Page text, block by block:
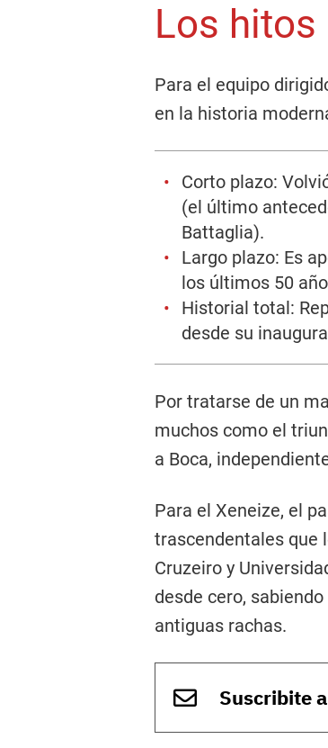
Los
Para el equipo
en la historia
Corto plazo:
(el último
Battaglia).
Largo plazo: Es
los últimos 50
Historial total:
desde su
Por tratarse de un
muchos como el
a Boca,
Para el Xeneize, el
trascendentales que
Cruzeiro y
desde cero,
antiguas rachas.
Suscribite